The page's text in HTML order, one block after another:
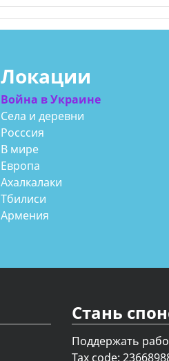
Локации
Война в Украине
Села и деревни
Росссия
В мире
Европа
Ахалкалаки
Тбилиси
Армения
Стань
Поддержать
Tax code: